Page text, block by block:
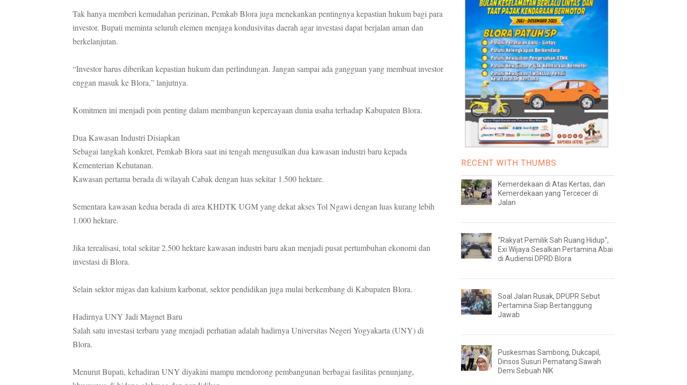
Tak hanya memberi kemudahan perizinan, Pemkab Blora juga menekankan pentingnya kepastian hukum bagi para
investor. Bupati meminta seluruh elemen menjaga kondusivitas daerah agar investasi dapat berjalan aman dan
berkelanjutan.
“Investor harus diberikan kepastian hukum dan perlindungan. Jangan sampai ada gangguan yang membuat investor
enggan masuk ke Blora,” lanjutnya.
Komitmen ini menjadi poin penting dalam membangun kepercayaan dunia usaha terhadap Kabupaten Blora.
Dua Kawasan Industri Disiapkan
Sebagai langkah konkret, Pemkab Blora saat ini tengah mengusulkan dua kawasan industri baru kepada
Kementerian Kehutanan.
Kawasan pertama berada di wilayah Cabak dengan luas sekitar 1.500 hektare.
Sementara kawasan kedua berada di area KHDTK UGM yang dekat akses Tol Ngawi dengan luas kurang lebih
1.000 hektare.
Jika terealisasi, total sekitar 2.500 hektare kawasan industri baru akan menjadi pusat pertumbuhan ekonomi dan
investasi di Blora.
Selain sektor migas dan kalsium karbonat, sektor pendidikan juga mulai berkembang di Kabupaten Blora.
Hadirnya UNY Jadi Magnet Baru
Salah satu investasi terbaru yang menjadi perhatian adalah hadirnya Universitas Negeri Yogyakarta (UNY) di
Blora.
Menurut Bupati, kehadiran UNY diyakini mampu mendorong pembangunan berbagai fasilitas penunjang,
RECENT WITH THUMBS
Kemerdekaan di Atas Kertas, dan
Kemerdekaan yang Tercecer di
Jalan
"Rakyat Pemilik Sah Ruang Hidup",
Exi Wijaya Sesalkan Pertamina Abai
di Audiensi DPRD Blora
Soal Jalan Rusak, DPUPR Sebut
Pertamina Siap Bertanggung
Jawab
Puskesmas Sambong, Dukcapil,
Dinsos Susuri Pematang Sawah
Demi Sebuah NIK